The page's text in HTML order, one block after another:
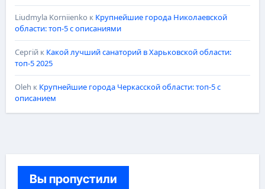
Liudmyla Korniienko к Крупнейшие города Николаевской
области: топ-5 с описаниями
Сергійк Какой лучший санаторий в Харьковской области:
топ-5 2025
Oleh к Крупнейшие города Черкасской области: топ-5 с
описанием
Вы пропустили